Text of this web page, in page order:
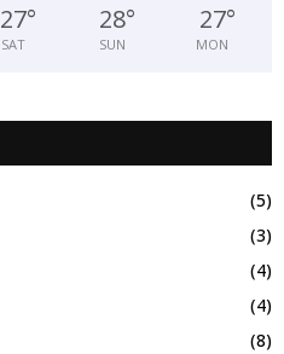
27°
SAT
28°
SUN
27°
MON
(5)
(3)
(4)
(4)
(8)